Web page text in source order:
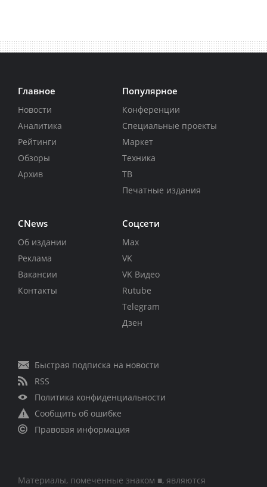
Главное
Новости
Аналитика
Рейтинги
Обзоры
Архив
Популярное
Конференции
Специальные проекты
Маркет
Техника
ТВ
Печатные издания
CNews
Об издании
Реклама
Вакансии
Контакты
Соцсети
Max
VK
VK Видео
Rutube
Telegram
Дзен
Быстрая подписка на новости
RSS
Политика конфиденциальности
Сообщить об ошибке
Правовая информация
Материалы, помеченные знаком ■, являются